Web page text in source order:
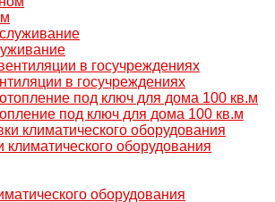
в госучреждениях
под ключ для дома 100 кв.м
оборудования